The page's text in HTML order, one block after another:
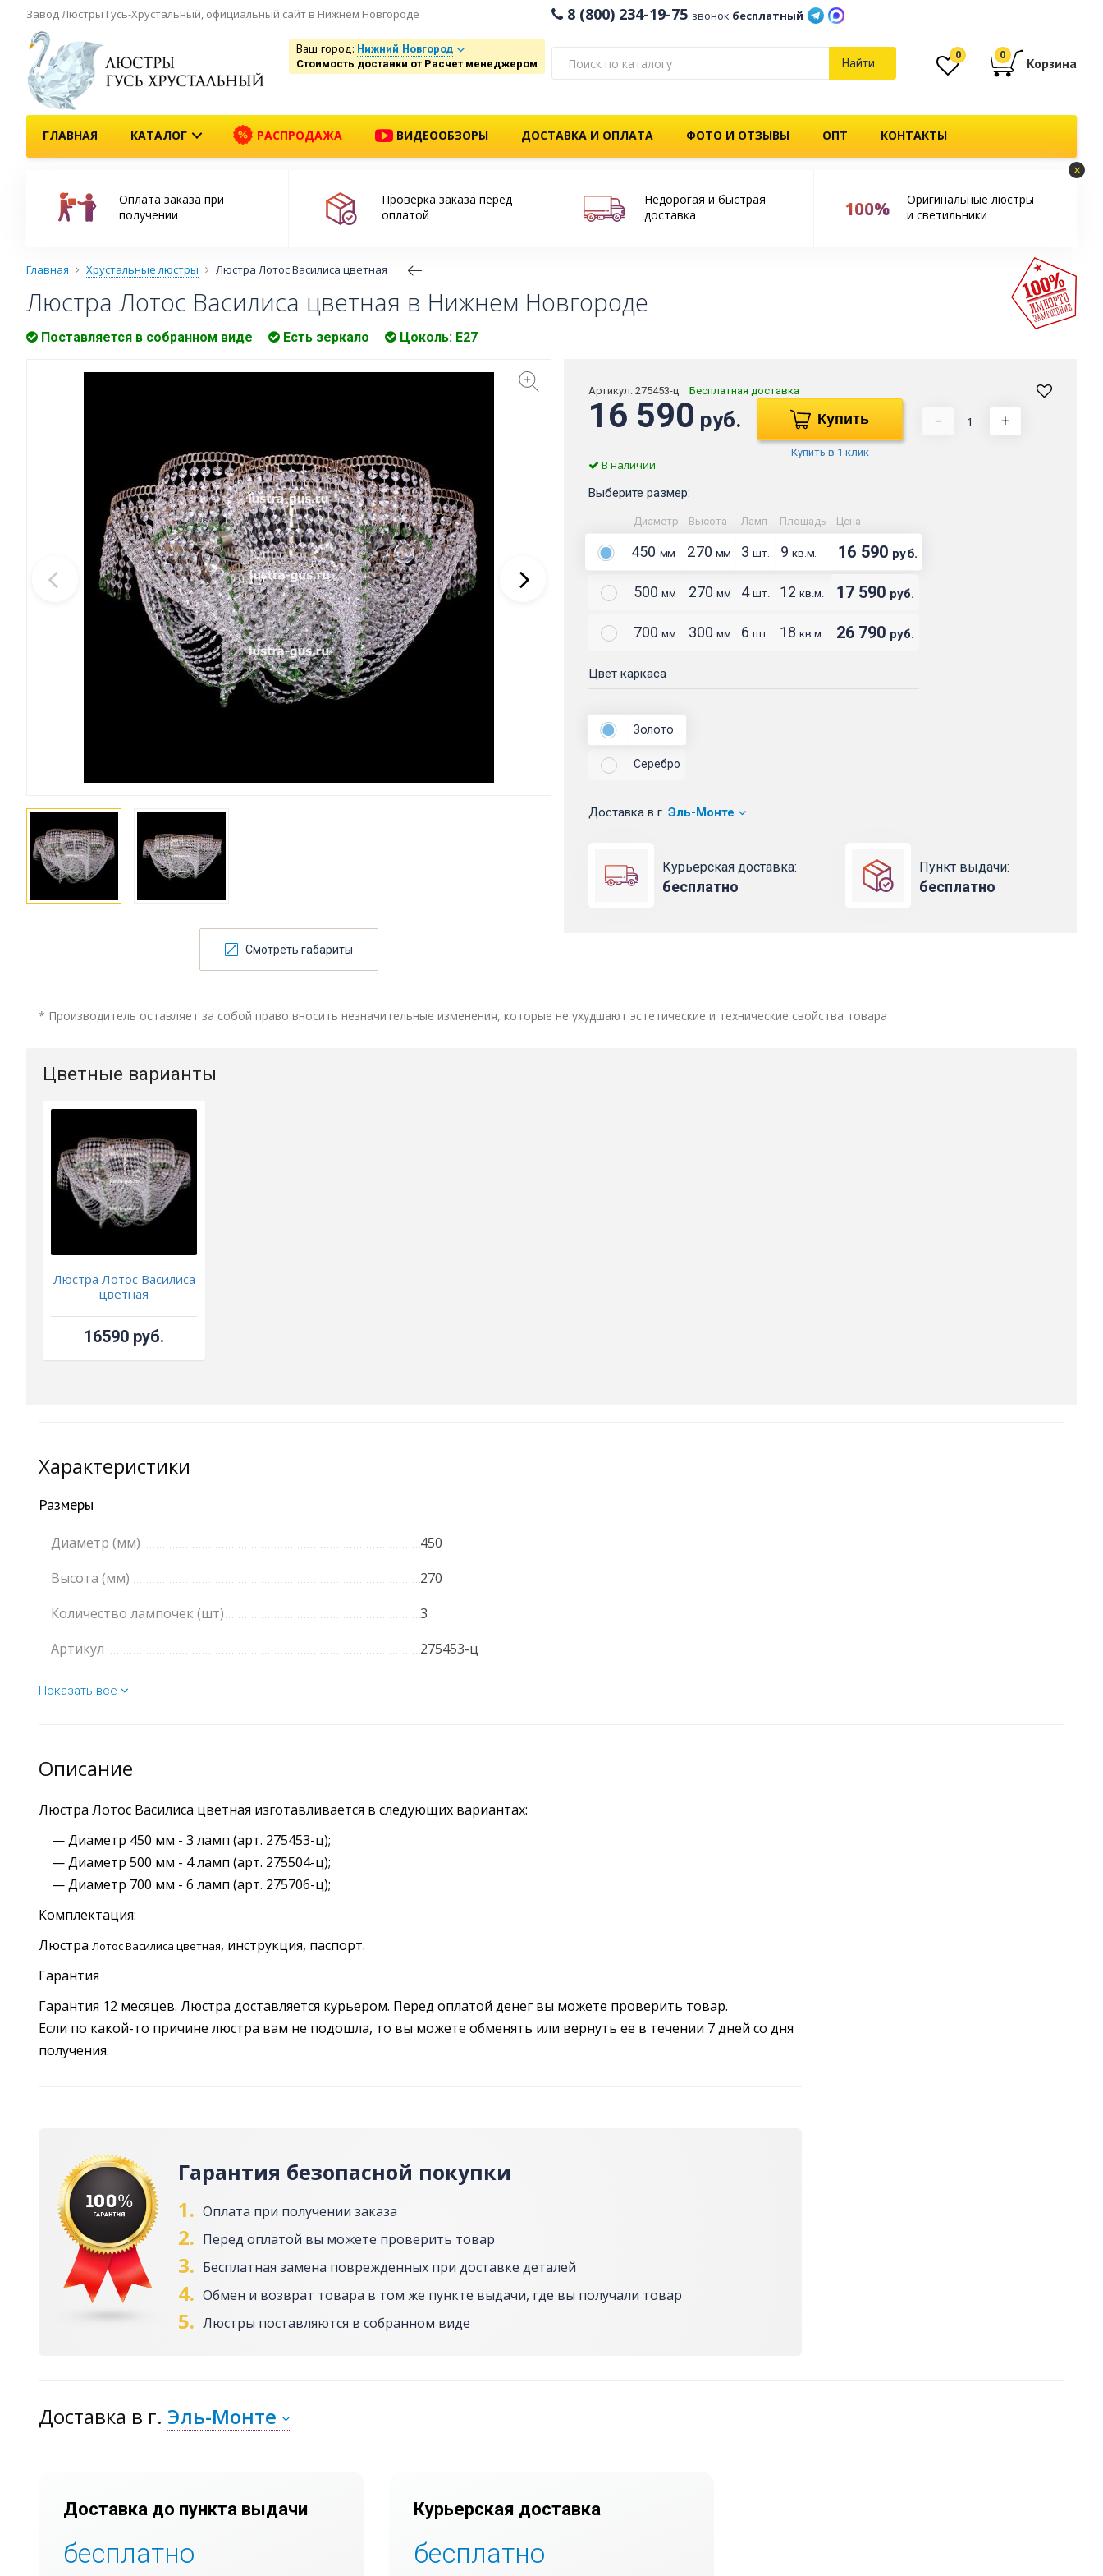
Завод Люстры Гусь-Хрустальный, официальный сайт в Нижнем Новгороде 8 (800) 234-19-75 звонок бесплатный
Ваш город: Нижний Новгород
Стоимость доставки от Расчет менеджером Найти
0 0
Корзина
ГЛАВНАЯ КАТАЛОГ РАСПРОДАЖА ВИДЕООБЗОРЫ ДОСТАВКА И ОПЛАТА ФОТО И ОТЗЫВЫ ОПТ КОНТАКТЫ
×
Оплата заказа при
получении
Проверка заказа перед
оплатой
Недорогая и быстрая
доставка
100%
Оригинальные люстры
и светильники
Главная Хрустальные люстры Люстра Лотос Василиса цветная
Люстра Лотос Василиса цветная в Нижнем Новгороде
Поставляется в собранном виде Есть зеркало Цоколь: Е27
Смотреть габариты
Артикул: 275453-ц Бесплатная доставка
16 590 руб. Купить
Купить в 1 клик
− +
В наличии
Выберите размер:
Диаметр Высота Ламп Площадь Цена
450 мм 270мм 3 шт. 9 кв.м. 16 590 руб.
500 мм 270 мм 4 шт. 12 кв.м. 17 590 руб.
700 мм 300 мм 6 шт. 18 кв.м. 26 790 руб.
Цвет каркаса
Золото
Серебро
Доставка в г. Эль-Монте
Курьерская доставка:
бесплатно
Пункт выдачи:
бесплатно
* Производитель оставляет за собой право вносить незначительные изменения, которые не ухудшают эстетические и технические свойства товара
Цветные варианты
Люстра Лотос Василиса
цветная
16590 руб.
Характеристики
Размеры
Диаметр (мм)
450
Высота (мм)
270
Количество лампочек (шт)
3
Артикул
275453-ц
Показать все
Описание
Люстра Лотос Василиса цветная изготавливается в следующих вариантах:
— Диаметр 450 мм - 3 ламп (арт. 275453-ц);
— Диаметр 500 мм - 4 ламп (арт. 275504-ц);
— Диаметр 700 мм - 6 ламп (арт. 275706-ц);
Комплектация:
Люстра Лотос Василиса цветная, инструкция, паспорт.
Гарантия
Гарантия 12 месяцев. Люстра доставляется курьером. Перед оплатой денег вы можете проверить товар.
Если по какой-то причине люстра вам не подошла, то вы можете обменять или вернуть ее в течении 7 дней со дня
получения.
Гарантия безопасной покупки
1. Оплата при получении заказа
2. Перед оплатой вы можете проверить товар
3. Бесплатная замена поврежденных при доставке деталей
4. Обмен и возврат товара в том же пункте выдачи, где вы получали товар
5. Люстры поставляются в собранном виде
Доставка в г. Эль-Монте
Доставка до пункта выдачи
бесплатно
Курьерская доставка
бесплатно